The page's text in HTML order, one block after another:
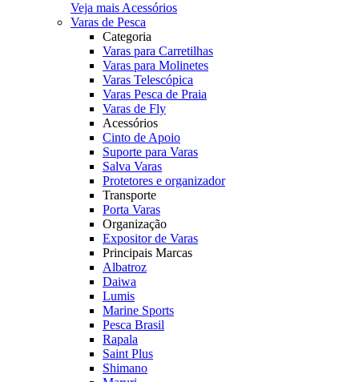
Veja mais Acessórios
Varas de Pesca
Categoria
Varas para Carretilhas
Varas para Molinetes
Varas Telescópica
Varas Pesca de Praia
Varas de Fly
Acessórios
Cinto de Apoio
Suporte para Varas
Salva Varas
Protetores e organizador
Transporte
Porta Varas
Organização
Expositor de Varas
Principais Marcas
Albatroz
Daiwa
Lumis
Marine Sports
Pesca Brasil
Rapala
Saint Plus
Shimano